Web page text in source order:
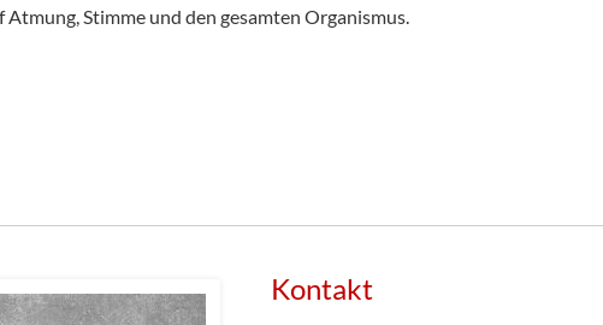
Stimme und den gesamten Organismus.
Kontakt